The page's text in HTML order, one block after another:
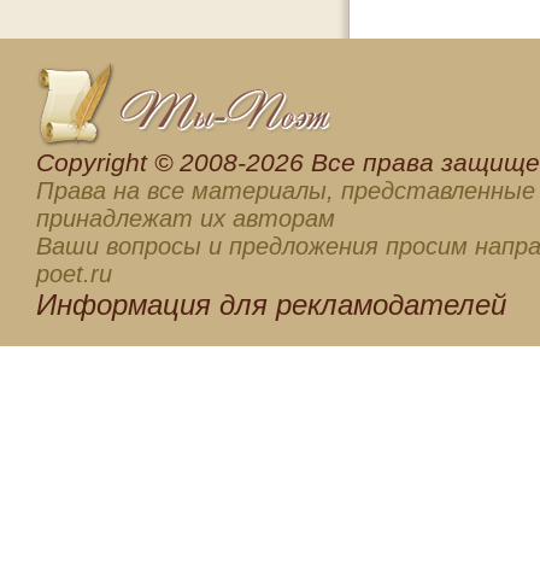
Сopyright © 2008-2026 Все права
Права на все материалы, представленные
принадлежат их авторам
Ваши вопросы и предложения просим
poet.ru
Информация для рекламодателей